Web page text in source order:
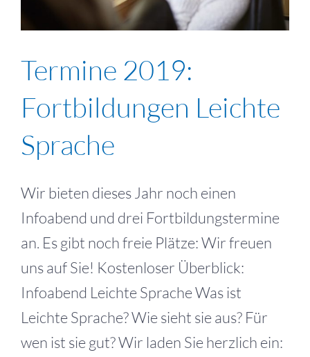
Termine 2019:
Fortbildungen Leichte
Sprache
Wir bieten dieses Jahr noch einen
Infoabend und drei Fortbildungstermine
an. Es gibt noch freie Plätze: Wir freuen
uns auf Sie! Kostenloser Überblick:
Infoabend Leichte Sprache Was ist
Leichte Sprache? Wie sieht sie aus? Für
wen ist sie gut? Wir laden Sie herzlich ein: